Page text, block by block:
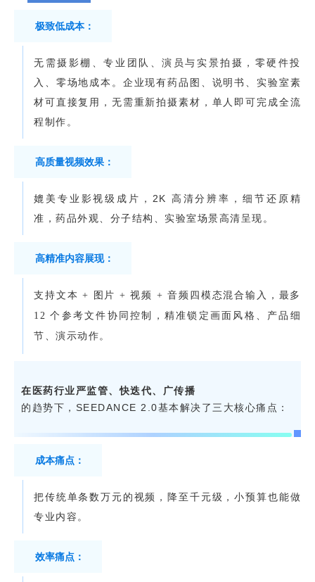
极致低成本：
无需摄影棚、专业团队、演员与实景拍摄，零硬件投
入、零场地成本。企业现有药品图、说明书、实验室素
材可直接复用，无需重新拍摄素材，单人即可完成全流
程制作。
高质量视频效果：
媲美专业影视级成片，2K 高清分辨率，细节还原精
准，药品外观、分子结构、实验室场景高清呈现。
高精准内容展现：
支持文本 + 图片 + 视频 + 音频四模态混合输入，最多
12 个参考文件协同控制，精准锁定画面风格、产品细
节、演示动作。
在医药行业严监管、快迭代、广传播
的趋势下，SEEDANCE 2.0基本解决了三大核心痛点：
成本痛点：
把传统单条数万元的视频，降至千元级，小预算也能做
专业内容。
效率痛点：